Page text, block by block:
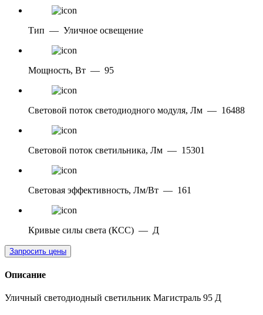
Тип — Уличное освещение
Мощность, Вт — 95
Световой поток светодиодного модуля, Лм — 16488
Световой поток светильника, Лм — 15301
Световая эффективность, Лм/Вт — 161
Кривые силы света (КСС) — Д
Запросить цены
Описание
Уличный светодиодный светильник Магистраль 95 Д